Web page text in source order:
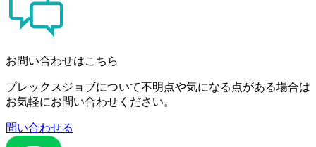
お問い合わせはこちら
プレックスジョブについて不明点や気になる点がある場合は
お気軽にお問い合わせください。
問い合わせる